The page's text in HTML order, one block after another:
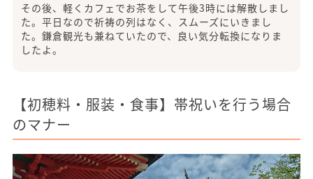
その後、軽くカフェでお茶をして午後3時には解散しまし
た。平日なので祈祷の列はなく、スムーズにいきまし
た。鎌倉観光も兼ねていたので、良い気分転換になりま
したよ。
【初穂料・服装・食事】帯祝いを行う場合
のマナー